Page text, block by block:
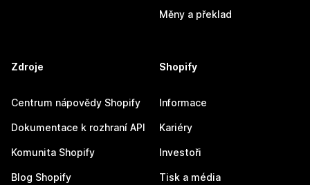
Měny a překlad
Zdroje
Centrum nápovědy Shopify
Dokumentace k rozhraní API
Komunita Shopify
Blog Shopify
Shopify
Informace
Kariéry
Investoři
Tisk a média